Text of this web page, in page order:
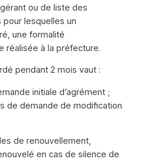
ou de liste des
lesquelles un
une formalité
réalisée à la préfecture.
pendant 2 mois vaut :
initiale d’agrément ;
de demande de modification
de renouvellement,
en cas de silence de